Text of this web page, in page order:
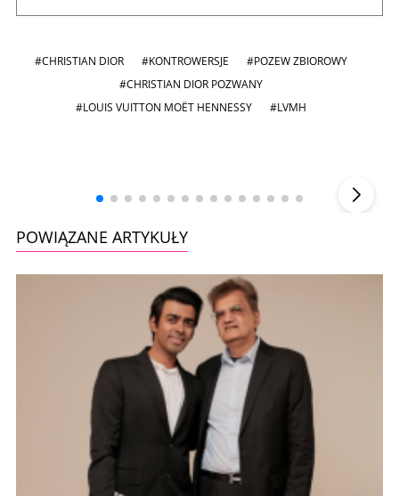
#CHRISTIAN DIOR #KONTROWERSJE
#POZEW ZBIOROWY
#CHRISTIAN DIOR POZWANY
#LOUIS VUITTON MOËT HENNESSY
#LVMH
POWIĄZANE ARTYKUŁY